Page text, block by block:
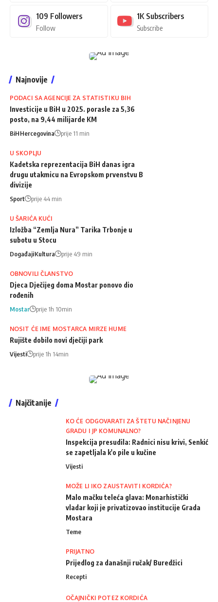
109 Followers
Follow
1K Subscribers
Subscribe
Najnovije
PODACI SA AGENCIJE ZA STATISTIKU BIH
Investicije u BiH u 2025. porasle za 5,36
posto, na 9,44 milijarde KM
BiHHercegovina prije 11 min
U SKOPLJU
Kadetska reprezentacija BiH danas igra
drugu utakmicu na Evropskom prvenstvu B
divizije
Sport prije 44 min
U ŠARIĆA KUĆI
Izložba “Zemlja Nura” Tarika Trbonje u
subotu u Stocu
DogađajiKultura prije 49 min
OBNOVILI ČLANSTVO
Djeca Dječijeg doma Mostar ponovo dio
rođenih
Mostar prije 1h 10min
NOSIT ĆE IME MOSTARCA MIRZE HUME
Rujište dobilo novi dječiji park
Vijesti prije 1h 14min
Najčitanije
KO ĆE ODGOVARATI ZA ŠTETU NAČINJENU
GRADU I JP KOMUNALNO?
Inspekcija presudila: Radnici nisu krivi, Senkić
se zapetljala k'o pile u kučine
Vijesti
MOŽE LI IKO ZAUSTAVITI KORDIĆA?
Malo mačku teleća glava: Monarhistički
vladar koji je privatizovao institucije Grada
Mostara
Teme
PRIJATNO
Prijedlog za današnji ručak/ Buredžici
Recepti
OČAJNIČKI POTEZ KORDIĆA